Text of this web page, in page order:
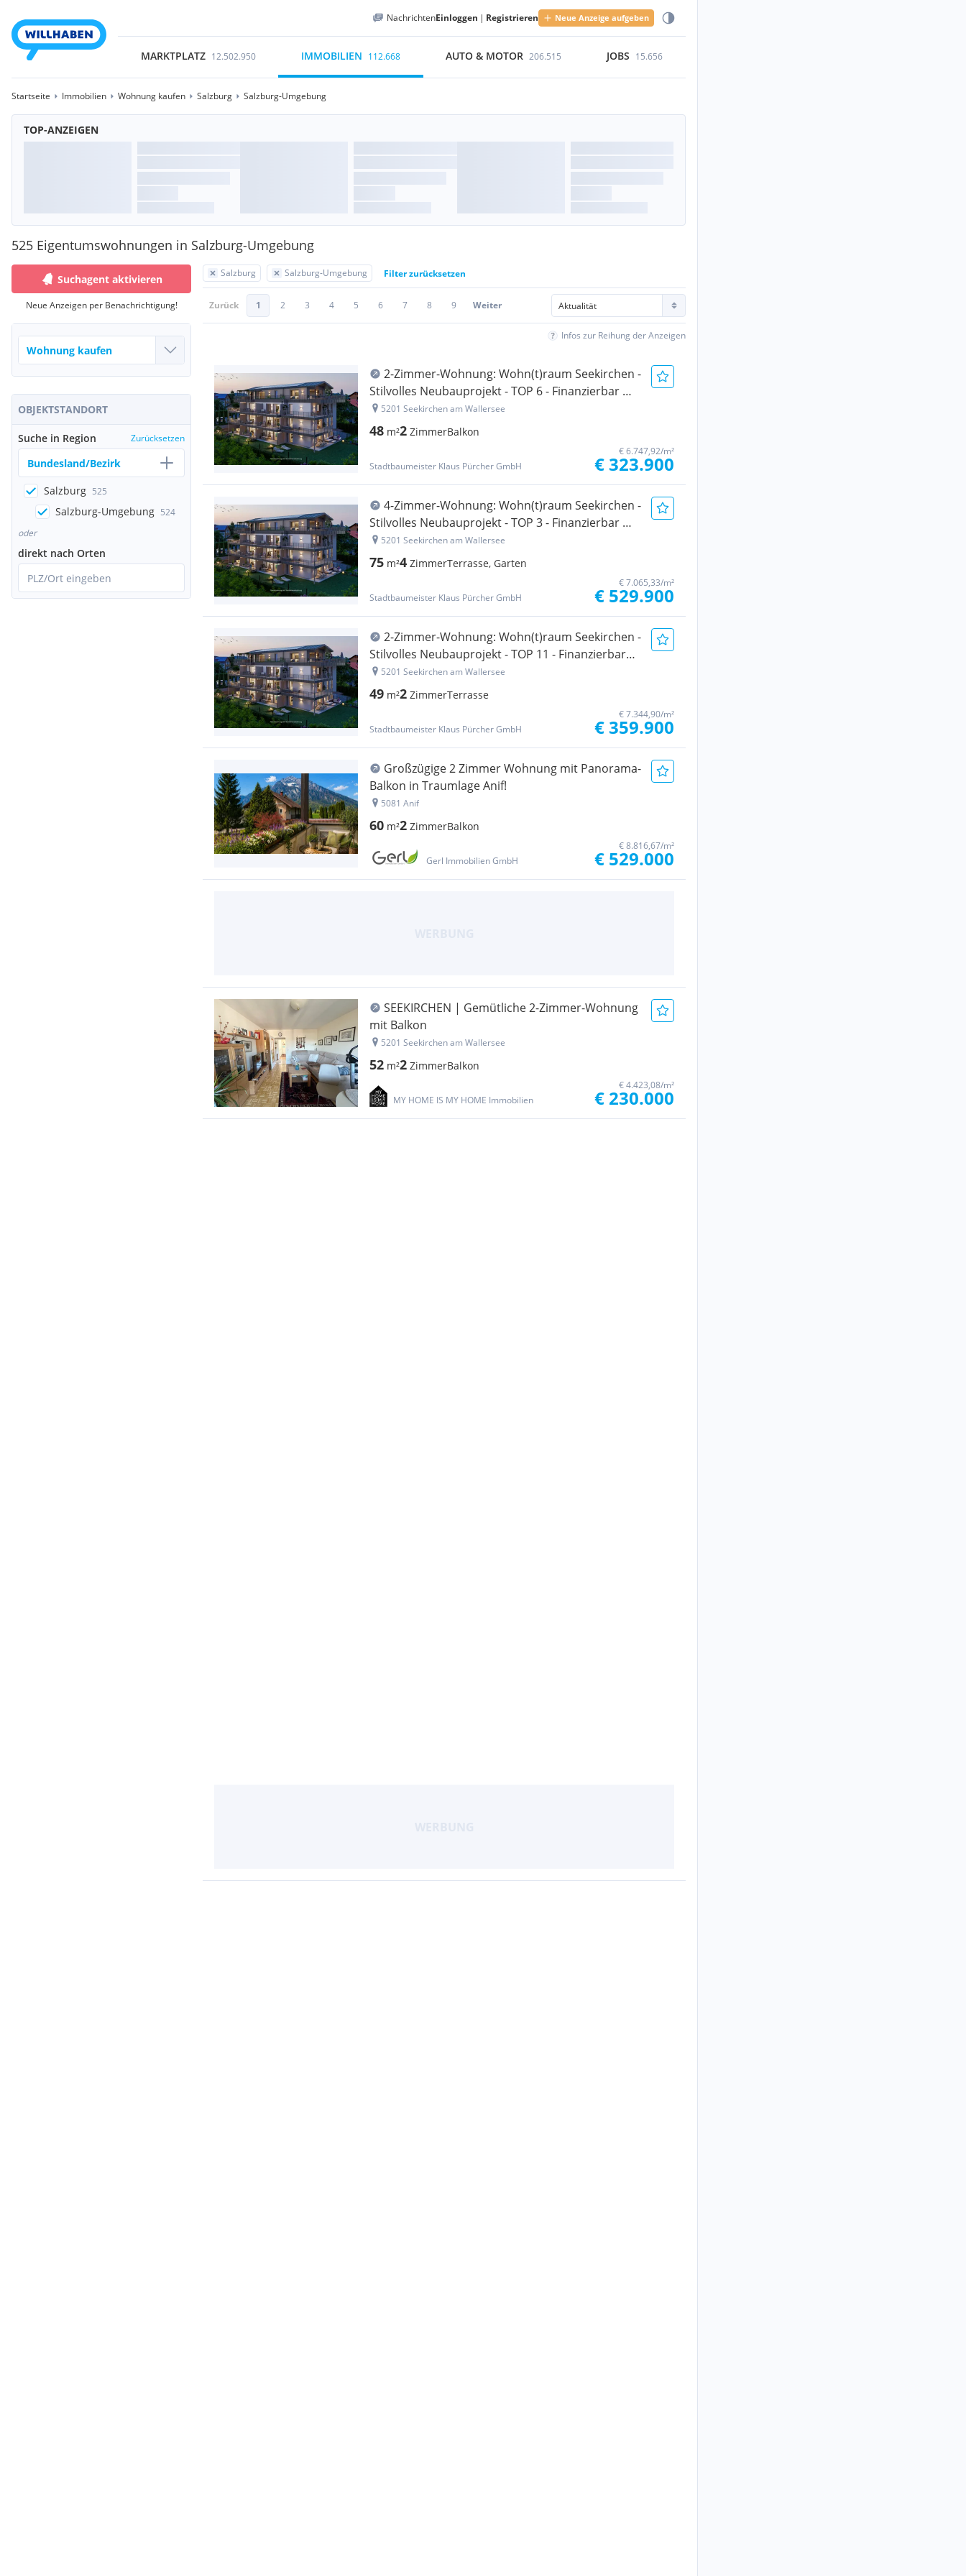
NachrichtenEinloggen | Registrieren Neue Anzeige aufgeben
MARKTPLATZ 12.502.950 IMMOBILIEN 112.668 AUTO & MOTOR 206.515 JOBS 15.656
Startseite Immobilien Wohnung kaufen Salzburg Salzburg-Umgebung
TOP-ANZEIGEN
525 Eigentumswohnungen in Salzburg-Umgebung
Suchagent aktivieren
Neue Anzeigen per Benachrichtigung!
OBJEKTSTANDORT
Suche in Region Zurücksetzen
Bundesland/Bezirk
Salzburg 525
Salzburg-Umgebung 524
oder
direkt nach Orten
PLZ/Ort eingeben
Salzburg Salzburg-Umgebung Filter zurücksetzen
Zurück 1 2 3 4 5 6 7 8 9 Weiter
Infos zur Reihung der Anzeigen
2-Zimmer-Wohnung: Wohn(t)raum Seekirchen -
Stilvolles Neubauprojekt - TOP 6 - Finanzierbar mit
der neuen Wohnbauförderung
5201 Seekirchen am Wallersee
48 m²2 ZimmerBalkon
Stadtbaumeister Klaus Pürcher GmbH
€ 6.747,92/m²
€ 323.900
4-Zimmer-Wohnung: Wohn(t)raum Seekirchen -
Stilvolles Neubauprojekt - TOP 3 - Finanzierbar mit
der neuen Wohnbauförderung
5201 Seekirchen am Wallersee
75 m²4 ZimmerTerrasse, Garten
Stadtbaumeister Klaus Pürcher GmbH
€ 7.065,33/m²
€ 529.900
2-Zimmer-Wohnung: Wohn(t)raum Seekirchen -
Stilvolles Neubauprojekt - TOP 11 - Finanzierbar
mit der neuen Wohnbauförderung
5201 Seekirchen am Wallersee
49 m²2 ZimmerTerrasse
Stadtbaumeister Klaus Pürcher GmbH
€ 7.344,90/m²
€ 359.900
Großzügige 2 Zimmer Wohnung mit Panorama-
Balkon in Traumlage Anif!
5081 Anif
60 m²2 ZimmerBalkon
Gerl Immobilien GmbH
€ 8.816,67/m²
€ 529.000
SEEKIRCHEN | Gemütliche 2-Zimmer-Wohnung
mit Balkon
5201 Seekirchen am Wallersee
52 m²2 ZimmerBalkon
MY HOME IS MY HOME Immobilien
€ 4.423,08/m²
€ 230.000